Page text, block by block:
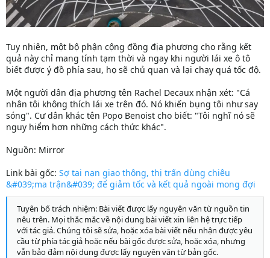
Tuy nhiên, một bộ phận cộng đồng địa phương cho rằng kết
quả này chỉ mang tính tạm thời và ngay khi người lái xe ô tô
biết được ý đồ phía sau, họ sẽ chủ quan và lại chạy quá tốc độ.
Một người dân địa phương tên Rachel Decaux nhận xét: "Cá
nhân tôi không thích lái xe trên đó. Nó khiến bụng tôi như say
sóng". Cư dân khác tên Popo Benoist cho biết: "Tôi nghĩ nó sẽ
nguy hiểm hơn những cách thức khác".
Nguồn: Mirror
Link bài gốc: Sợ tai nạn giao thông, thị trấn dùng chiêu
&#039;ma trận&#039; để giảm tốc và kết quả ngoài mong đợi
Tuyên bố trách nhiệm: Bài viết được lấy nguyên văn từ nguồn tin
nêu trên. Mọi thắc mắc về nội dung bài viết xin liên hệ trực tiếp
với tác giả. Chúng tôi sẽ sửa, hoặc xóa bài viết nếu nhận được yêu
cầu từ phía tác giả hoặc nếu bài gốc được sửa, hoặc xóa, nhưng
vẫn bảo đảm nội dung được lấy nguyên văn từ bản gốc.